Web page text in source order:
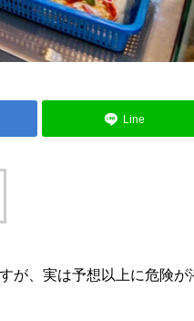
Line
が、実は予想以上に危険が